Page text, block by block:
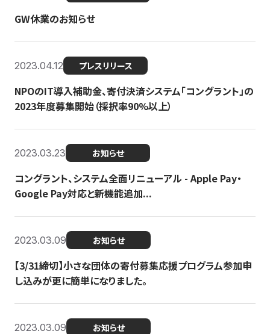
GW休業のお知らせ
2023.04.12 プレスリリース
NPOのIT導入補助金、寄付決済システム「コングラント」の
2023年度募集開始（採択率90%以上）
2023.03.23 お知らせ
コングラント、システム全面リニューアル - Apple Pay・
Google Pay対応と新機能追加...
2023.03.09 お知らせ
【3/31締切】小さな団体の寄付募集応援プログラム参加申
し込みが更に簡単になりました。
2023.03.09 お知らせ